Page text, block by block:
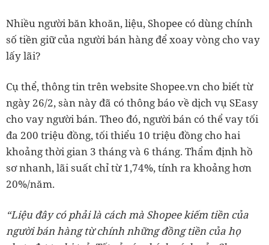
Nhiều người băn khoăn, liệu, Shopee có dùng chính
số tiền giữ của người bán hàng để xoay vòng cho vay
lấy lãi?
Cụ thể, thông tin trên website Shopee.vn cho biết từ
ngày 26/2, sàn này đã có thông báo về dịch vụ SEasy
cho vay người bán. Theo đó, người bán có thể vay tối
đa 200 triệu đồng, tối thiểu 10 triệu đồng cho hai
khoảng thời gian 3 tháng và 6 tháng. Thẩm định hồ
sơ nhanh, lãi suất chỉ từ 1,74%, tính ra khoảng hơn
20%/năm.
“Liệu đây có phải là cách mà Shopee kiếm tiền của
người bán hàng từ chính những đồng tiền của họ